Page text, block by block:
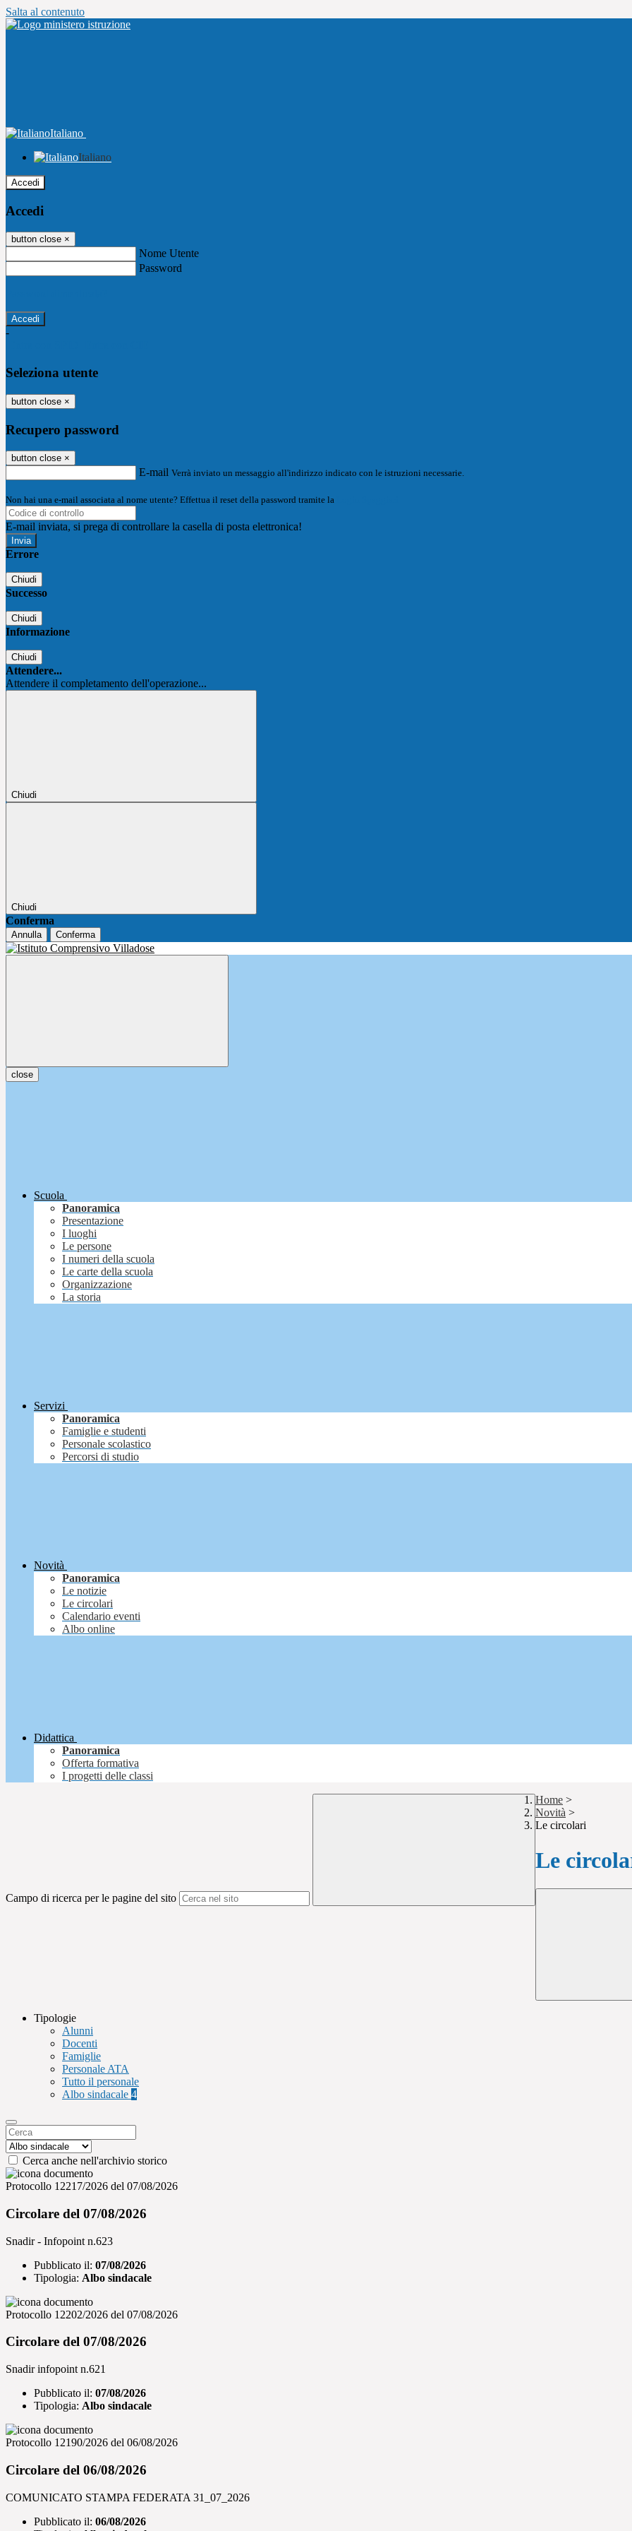
Salta al contenuto
Italiano
Italiano
Accedi
Accedi
button close ×
Nome Utente
Password
-
Seleziona utente
button close ×
Recupero password
button close ×
E-mail Verrà inviato un messaggio all'indirizzo indicato con le istruzioni necessarie.
Non hai una e-mail associata al nome utente? Effettua il reset della password tramite la
E-mail inviata, si prega di controllare la casella di posta elettronica!
Errore
Chiudi
Successo
Chiudi
Informazione
Chiudi
Attendere...
Attendere il completamento dell'operazione...
Chiudi
Chiudi
Conferma
Annulla Conferma
close
Scuola
Panoramica
Presentazione
I luoghi
Le persone
I numeri della scuola
Le carte della scuola
Organizzazione
La storia
Servizi
Panoramica
Famiglie e studenti
Personale scolastico
Percorsi di studio
Novità
Panoramica
Le notizie
Le circolari
Calendario eventi
Albo online
Didattica
Panoramica
Offerta formativa
I progetti delle classi
Campo di ricerca per le pagine del sito
Home >
Novità >
Le circolari
Le
Tipologie
Alunni
Docenti
Famiglie
Personale ATA
Tutto il personale
Albo sindacale 4
Cerca anche nell'archivio storico
Protocollo 12217/2026 del 07/08/2026
Circolare del 07/08/2026
Snadir - Infopoint n.623
Pubblicato il: 07/08/2026
Tipologia: Albo sindacale
Protocollo 12202/2026 del 07/08/2026
Circolare del 07/08/2026
Snadir infopoint n.621
Pubblicato il: 07/08/2026
Tipologia: Albo sindacale
Protocollo 12190/2026 del 06/08/2026
Circolare del 06/08/2026
COMUNICATO STAMPA FEDERATA 31_07_2026
Pubblicato il: 06/08/2026